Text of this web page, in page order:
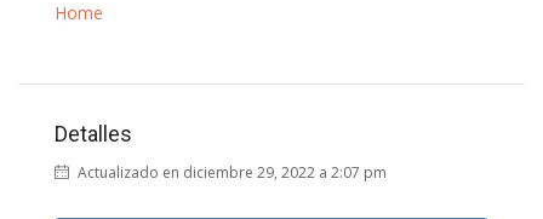
Home
Detalles
Actualizado en diciembre 29, 2022 a 2:07 pm